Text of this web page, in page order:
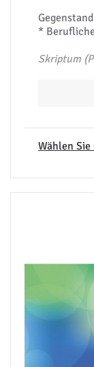
*
Skriptum
Wählen